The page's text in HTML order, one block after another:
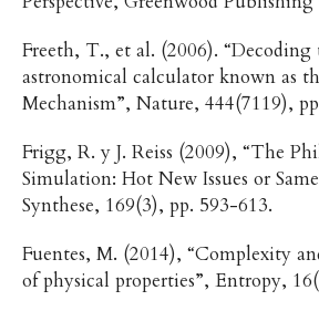
Freeth, T., et al. (2006).
astronomical calculator known as
Mechanism”, Nature, 444(7119),
Frigg, R. y J. Reiss (2009), “The
Simulation: Hot New Issues or
Synthese, 169(3), pp. 593-613.
Fuentes, M. (2014), “Complexity
of physical properties”, Entropy,